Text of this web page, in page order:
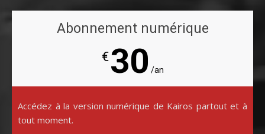
Abonnement numérique
€30 /an
Accédez à la version numérique de Kairos partout et à
tout moment.